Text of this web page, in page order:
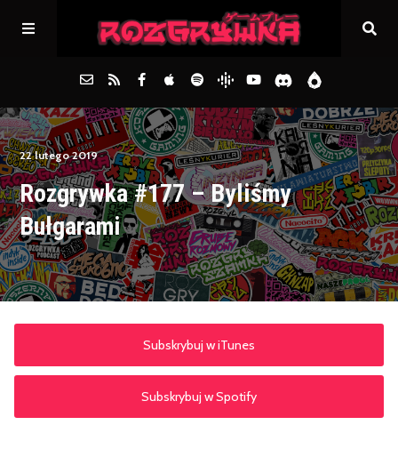
Główna
Archiwum
FAQs
Kontakt
22 lutego 2019
Rozgrywka #177 – Byliśmy
Bułgarami
Subskrybuj w iTunes
Subskrybuj w Spotify